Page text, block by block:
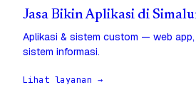
Jasa Bikin Aplikasi di
Aplikasi & sistem custom — web app,
sistem informasi.
Lihat layanan →